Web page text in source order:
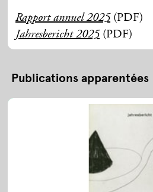
Rapport annuel 2025 (PDF)
Jahresbericht 2025 (PDF)
Publications apparentées